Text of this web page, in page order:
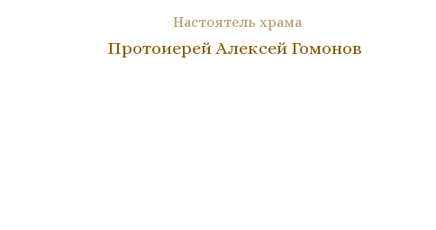
Настоятель храма
Протоиерей Алексей Гомонов